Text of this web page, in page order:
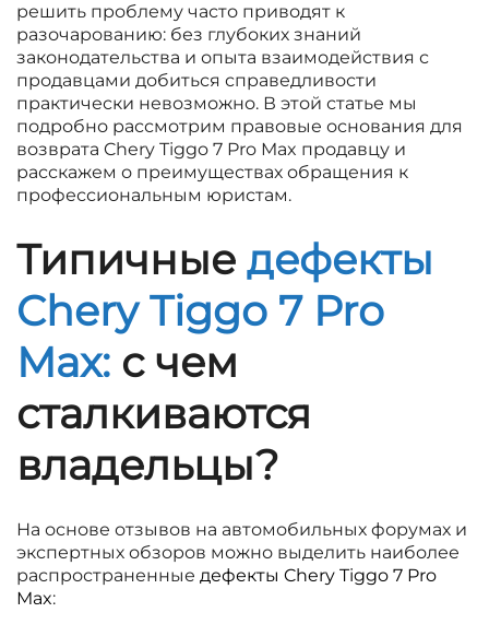
решить проблему часто приводят к
разочарованию: без глубоких знаний
законодательства и опыта взаимодействия с
продавцами добиться справедливости
практически невозможно. В этой статье мы
подробно рассмотрим правовые основания для
возврата Chery Tiggo 7 Pro Max продавцу и
расскажем о преимуществах обращения к
профессиональным юристам.
Типичные дефекты
Chery Tiggo 7 Pro
Max: с чем
сталкиваются
владельцы?
На основе отзывов на автомобильных форумах и
экспертных обзоров можно выделить наиболее
распространенные дефекты Chery Tiggo 7 Pro
Max: